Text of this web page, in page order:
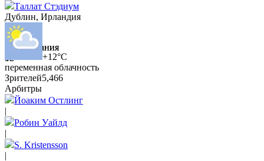
10
Вбрасывания
9
6
Вбрасывания
12
Таллат Стэдиум
Дублин, Ирландия
+12°C
переменная облачность
Зрителей5,466
Арбитры
Йоаким Остлинг
|
Робин Уайлд
|
S. Kristensson
|